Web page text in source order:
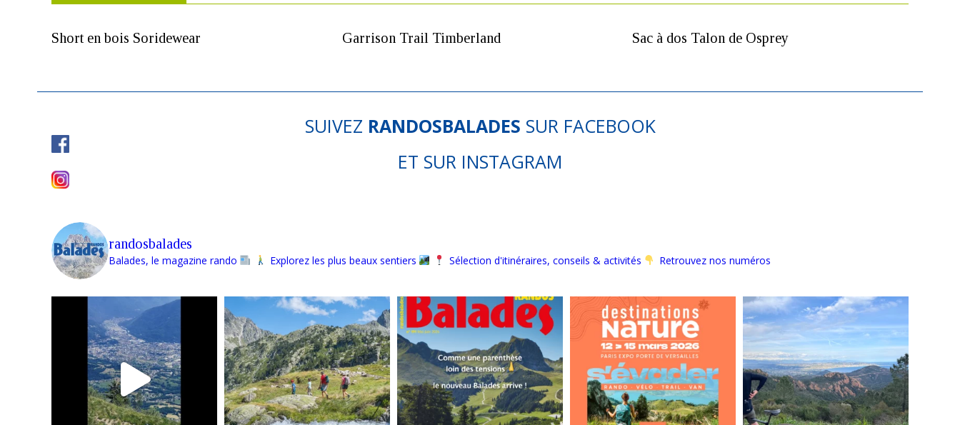
Short en bois Soridewear Garrison Trail Timberland Sac à dos Talon de Osprey
SUIVEZ RANDOSBALADES SUR FACEBOOK
ET SUR INSTAGRAM
randosbalades
Balades, le magazine rando Explorez les plus beaux sentiers Sélection d'itinéraires, conseils & activités Retrouvez nos numéros